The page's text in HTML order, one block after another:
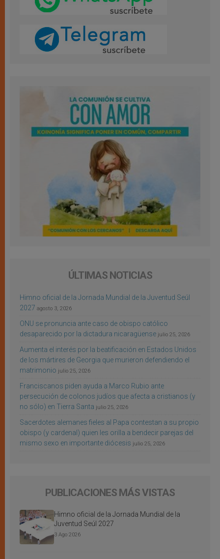
ÚLTIMAS NOTICIAS
Himno oficial de la Jornada Mundial de la Juventud Seúl
2027 agosto 3, 2026
ONU se pronuncia ante caso de obispo católico
desaparecido por la dictadura nicaragüense julio 25, 2026
Aumenta el interés por la beatificación en Estados Unidos
de los mártires de Georgia que murieron defendiendo el
matrimonio julio 25, 2026
Franciscanos piden ayuda a Marco Rubio ante
persecución de colonos judíos que afecta a cristianos (y
no sólo) en Tierra Santa julio 25, 2026
Sacerdotes alemanes fieles al Papa contestan a su propio
obispo (y cardenal) quien les orilla a bendecir parejas del
mismo sexo en importante diócesis julio 25, 2026
PUBLICACIONES MÁS VISTAS
Himno oficial de la Jornada Mundial de la
Juventud Seúl 2027
3 Ago 2026